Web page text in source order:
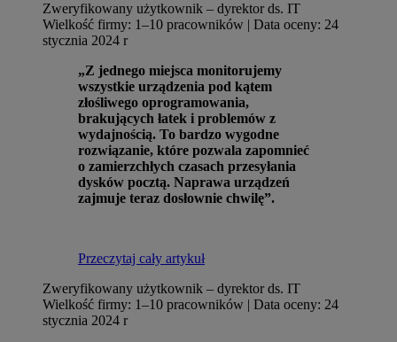
Zweryfikowany użytkownik – dyrektor ds. IT
Wielkość firmy: 1–10 pracowników | Data oceny: 24
stycznia 2024 r
„Z jednego miejsca monitorujemy
wszystkie urządzenia pod kątem
złośliwego oprogramowania,
brakujących łatek i problemów z
wydajnością. To bardzo wygodne
rozwiązanie, które pozwala zapomnieć
o zamierzchłych czasach przesyłania
dysków pocztą. Naprawa urządzeń
zajmuje teraz dosłownie chwilę”.
Przeczytaj cały artykuł
Zweryfikowany użytkownik – dyrektor ds. IT
Wielkość firmy: 1–10 pracowników | Data oceny: 24
stycznia 2024 r